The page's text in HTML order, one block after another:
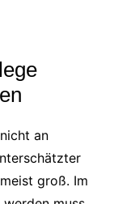
an
groß. Im